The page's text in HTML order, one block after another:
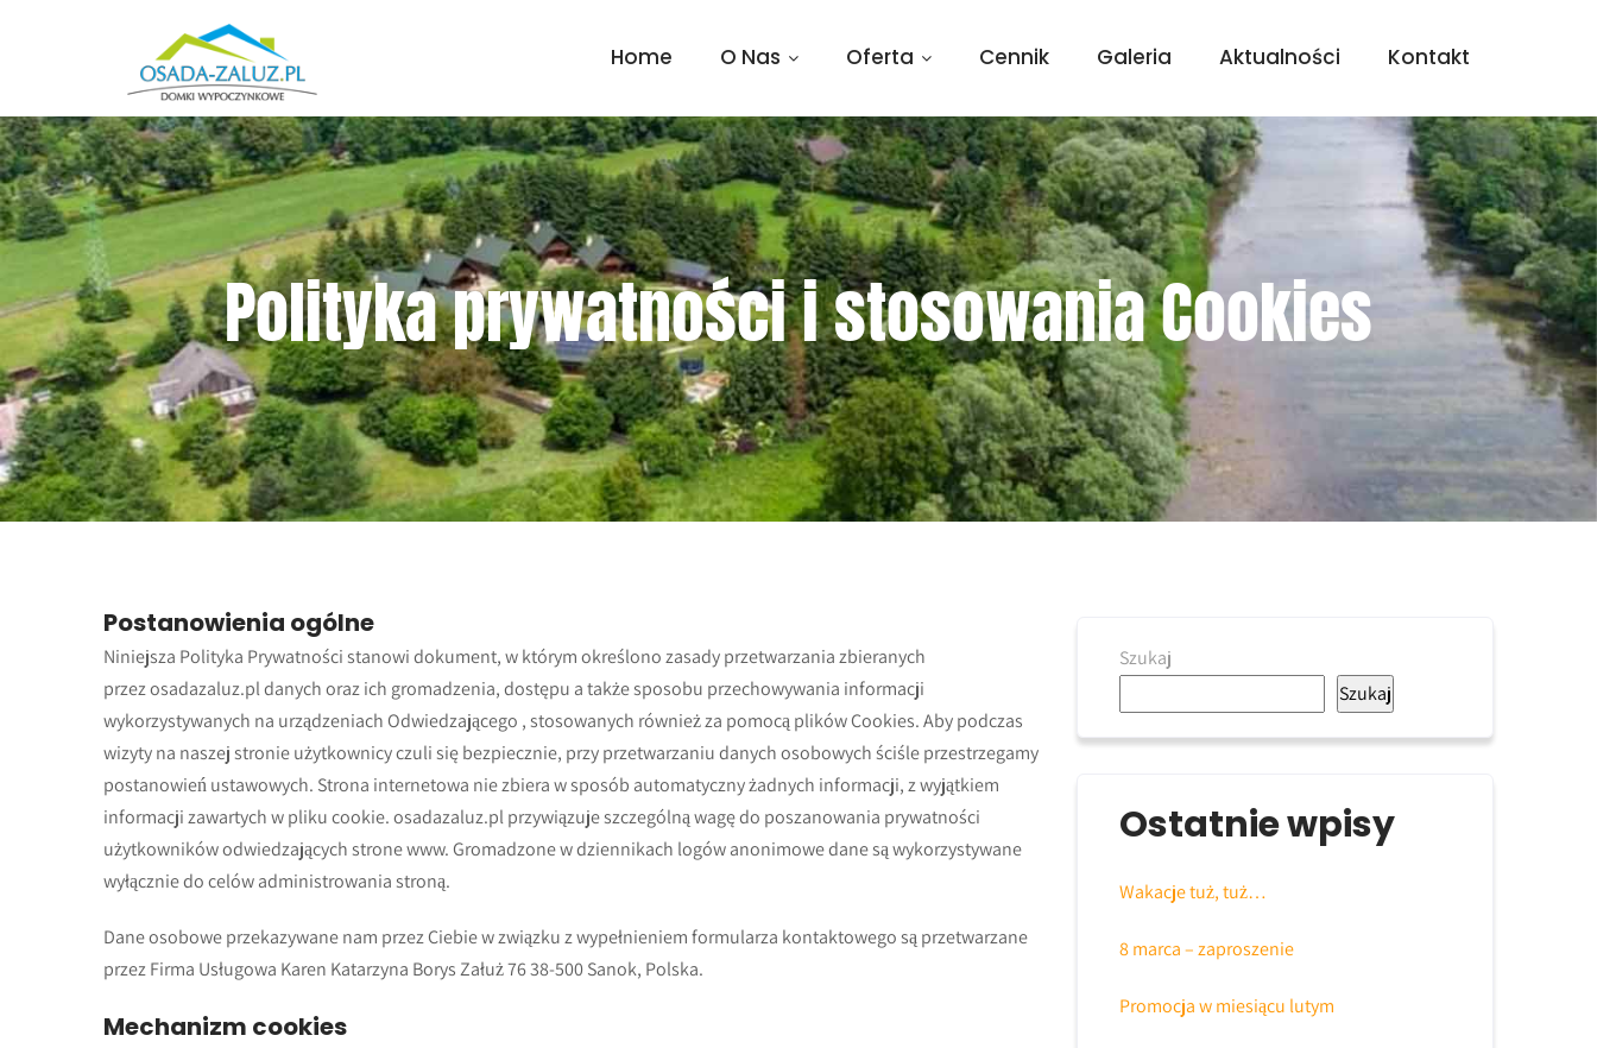
Home O Nas Oferta Cennik Galeria Aktualności Kontakt
Polityka prywatności i stosowania Cookies
Postanowienia ogólne
Niniejsza Polityka Prywatności stanowi dokument, w którym określono zasady przetwarzania zbieranych
przez osadazaluz.pl danych oraz ich gromadzenia, dostępu a także sposobu przechowywania informacji
wykorzystywanych na urządzeniach Odwiedzającego , stosowanych również za pomocą plików Cookies. Aby podczas
wizyty na naszej stronie użytkownicy czuli się bezpiecznie, przy przetwarzaniu danych osobowych ściśle przestrzegamy
postanowień ustawowych. Strona internetowa nie zbiera w sposób automatyczny żadnych informacji, z wyjątkiem
informacji zawartych w pliku cookie. osadazaluz.pl przywiązuje szczególną wagę do poszanowania prywatności
użytkowników odwiedzających strone www. Gromadzone w dziennikach logów anonimowe dane są wykorzystywane
wyłącznie do celów administrowania stroną.
Dane osobowe przekazywane nam przez Ciebie w związku z wypełnieniem formularza kontaktowego są przetwarzane
przez Firma Usługowa Karen Katarzyna Borys Załuż 76 38-500 Sanok, Polska.
Mechanizm cookies
Szukaj
Szukaj
Ostatnie wpisy
Wakacje tuż, tuż…
8 marca – zaproszenie
Promocja w miesiącu lutym